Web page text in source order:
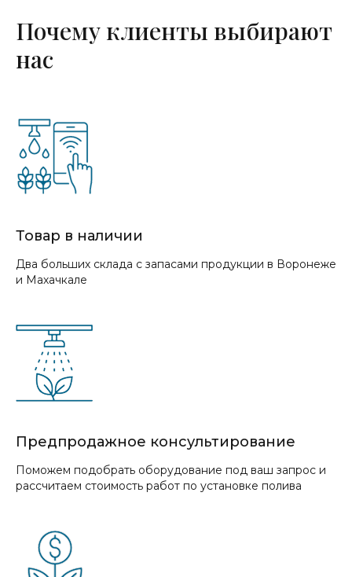
Почему клиенты выбирают
нас
Товар в наличии
Два больших склада с запасами продукции в Воронеже
и Махачкале
Предпродажное консультирование
Поможем подобрать оборудование под ваш запрос и
рассчитаем стоимость работ по установке полива